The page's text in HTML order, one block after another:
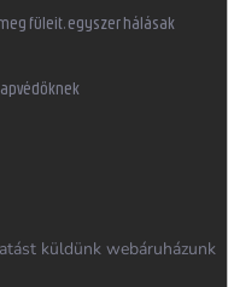
füleit, egyszer hálásak
küldünk webáruházunk